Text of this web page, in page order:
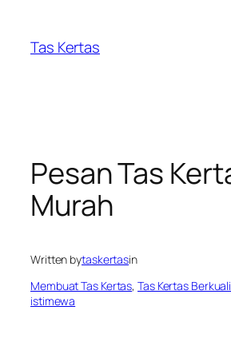
content
Tas Kertas
Pesan Tas
Murah
Written bytaskertasin
Membuat Tas Kertas, Tas Kertas
istimewa